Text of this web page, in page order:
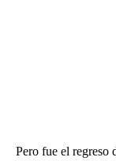
Pero fue el regreso